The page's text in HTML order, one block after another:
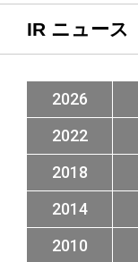
IR ニュース
2026
2022
2018
2014
2010